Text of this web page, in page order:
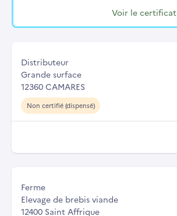
Voir le certificat
Distributeur
Grande surface
12360 CAMARES
Non certifié (dispensé)
Ferme
Elevage de brebis viande
12400 Saint Affrique